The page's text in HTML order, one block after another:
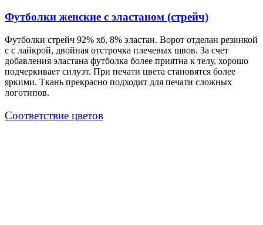
Футболки женские с эластаном (стрейч)
Футболки стрейч 92% хб, 8% эластан. Ворот отделан резинкой
с с лайкрой, двойная отстрочка плечевых швов. За счет
добавления эластана футболка более приятна к телу, хорошо
подчеркивает силуэт. При печати цвета становятся более
яркими. Ткань прекрасно подходит для печати сложных
логотипов.
Cоответствие цветов